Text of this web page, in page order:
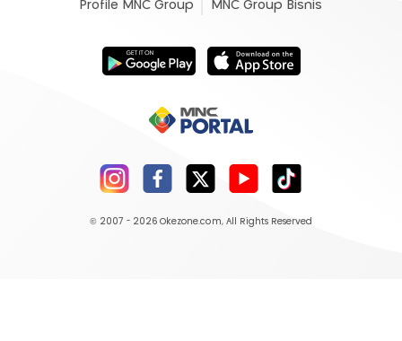
Profile MNC Group MNC Group Bisnis
© 2007 - 2026 Okezone.com, All Rights Reserved